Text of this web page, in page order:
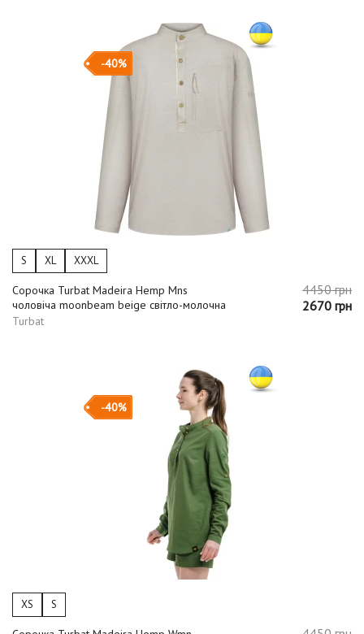
-40%
S XL XXXL
Сорочка Turbat Madeira Hemp Mns
чоловіча moonbeam beige світло-молочна
Turbat
4450 грн
2670 грн
-40%
XS S